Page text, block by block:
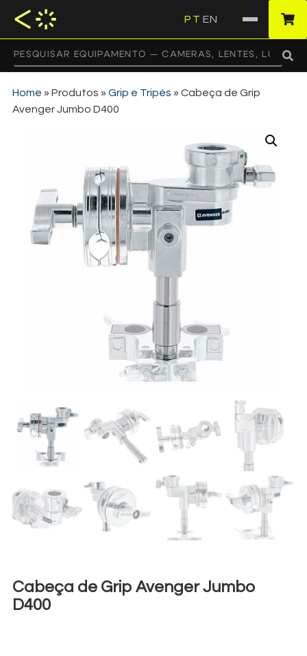
PT EN
Home » Produtos » Grip e Tripés » Cabeça de Grip
Avenger Jumbo D400
Cabeça de Grip Avenger Jumbo
D400